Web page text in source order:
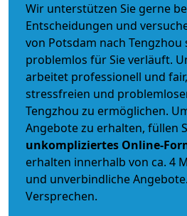
Wir unterstützen Sie gerne
Entscheidungen und
von Potsdam nach
problemlos für Sie verläuft.
arbeitet professionell und fair
stressfreien und
Tengzhou zu ermöglichen.
Angebote zu erhalten, füllen
unkompliziertes Online-
erhalten innerhalb von ca. 4
und unverbindliche
Versprechen.